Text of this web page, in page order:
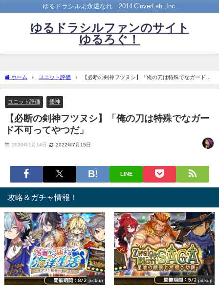
ゆるドラシルよ永遠なれ©2014 CloverLab.,Inc.
ゆるドラシルファンのサイト
ゆるろぐ！
ホーム ユニット評価
【必断の剣神フツヌシ】「俺の刀は特殊でなガード不
ユニット評価 倭神
【必断の剣神フツヌシ】「俺の刀は特殊でなガー
ド不可ってやつだ」
2020年1月14日 2022年7月15日
LINE
攻略＆ガチャ情報！
pickup pickup